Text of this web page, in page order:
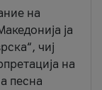
на
ја
чиј
на
песна